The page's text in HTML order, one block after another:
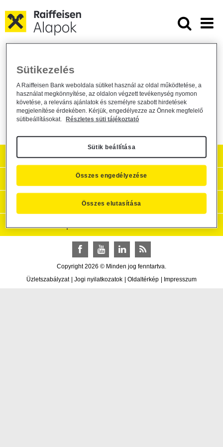
Befektetési alap nyilvántartásba vétele
Alapkezelő közzététel / 2025. május 12.
Közzététel
Aktuális
Hasznos információk
Céginformációk, kapcsolat
Raiffeisen csoport
Copyright 2026 © Minden jog fenntartva.
FacebookYouTubeLinkedInRSS
Üzletszabályzat Jogi nyilatkozatok Oldaltérkép Impresszum
Sütikezelés
A Raiffeisen Bank weboldala sütiket használ az oldal működtetése, a
használat megkönnyítése, az oldalon végzett tevékenység nyomon
követése, a releváns ajánlatok és személyre szabott hirdetések
megjelenítése érdekében. Kérjük, engedélyezze az Önnek megfelelő
sütibeállításokat.
Részletes süti tájékoztató
Sütik beállítása
Összes elutasítása
Összes engedélyezése